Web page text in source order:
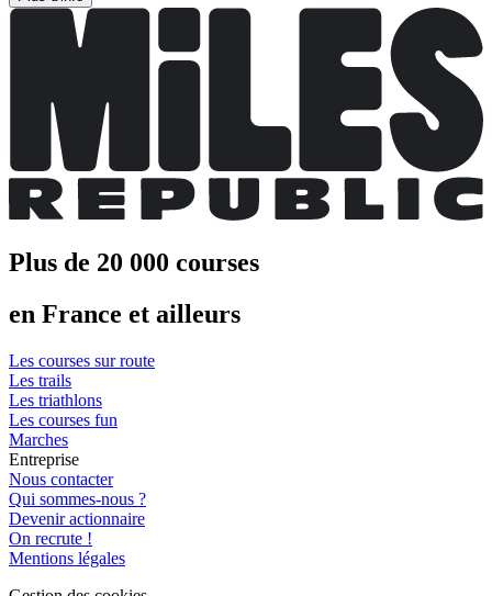
Plus de 20 000 courses
en France et ailleurs
Les courses sur route
Les trails
Les triathlons
Les courses fun
Marches
Entreprise
Nous contacter
Qui sommes-nous ?
Devenir actionnaire
On recrute !
Mentions légales